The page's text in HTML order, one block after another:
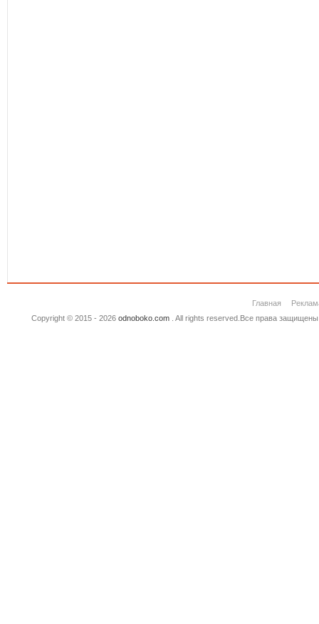
Главная
Copyright © 2015 - 2026 odnoboko.com. All rights reserved.Все права защищены.